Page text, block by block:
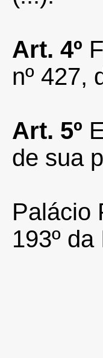
Art. 4º
nº 427,
Art. 5º
de sua
Palácio
193º